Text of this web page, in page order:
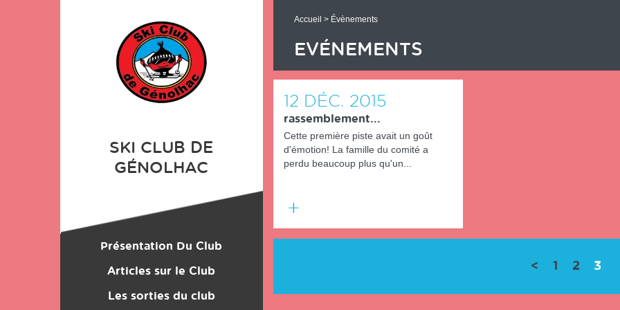
SKI CLUB DE
GÉNOLHAC
Présentation Du Club
Location du Matériel
Les Monos
Articles sur le Club
Les sorties du club
Accueil > Évènements
EVÉNEMENTS
12 DÉC. 2015
rassemblement...
Cette première piste avait un goût
d'émotion! La famille du comité a
perdu beaucoup plus qu'un...
savoir
< 1 2 3